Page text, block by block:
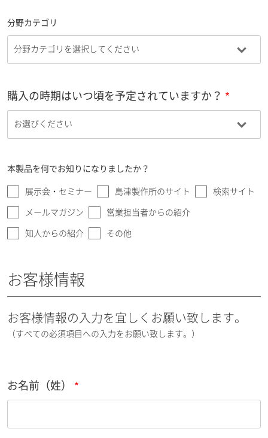
分野カテゴリ
購入の時期はいつ頃を予定されていますか？
本製品を何でお知りになりましたか？
展示会・セミナー 島津製作所のサイト 検索サイト
メールマガジン 営業担当者からの紹介
知人からの紹介 その他
お客様情報
お客様情報の入力を宜しくお願い致します。
（すべての必須項目への入力をお願い致します。）
お名前（姓）